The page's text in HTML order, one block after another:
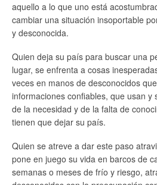
aquello a lo que uno está
cambiar una situación insoportable
y desconocida.
Quien deja su país para buscar una
lugar, se enfrenta a cosas
veces en manos de desconocidos
informaciones confiables, que usan y
de la necesidad y de la falta de
tienen que dejar su país.
Quien se atreve a dar este paso
pone en juego su vida en barcos de
semanas o meses de frío y riesgo,